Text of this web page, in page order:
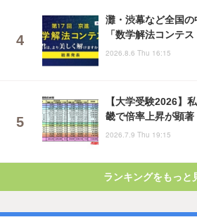
灘・渋幕など全国
「数学解法コンテ
2026.8.6 Thu 16:15
【大学受験2026】
畿で倍率上昇が顕著
2026.7.9 Thu 19:15
ランキングをもっと